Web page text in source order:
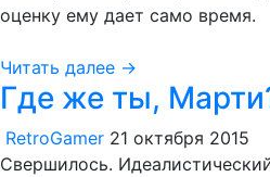
оценку ему дает само время.
Читать далее →
Где же ты,
RetroGamer 21 октября 2015
Свершилось.